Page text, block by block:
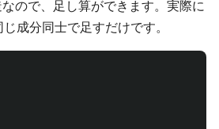
ので、足し算ができます。実際に
成分同士で足すだけです。